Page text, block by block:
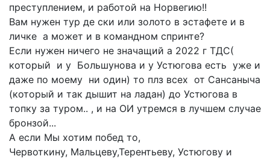
преступлением, и работой на Норвегию!!
Вам нужен тур де ски или золото в эстафете и в
личке а может и в командном спринте?
Если нужен ничего не значащий а 2022 г ТДС(
который и у Большунова и у Устюгова есть уже и
даже по моему ни один) то плз всех от Сансаныча
(который и так дышит на ладан) до Устюгова в
топку за туром.. , и на ОИ утремся в лучшем случае
бронзой...
А если Мы хотим побед то,
Червоткину, Мальцеву,Терентьеву, Устюгову и